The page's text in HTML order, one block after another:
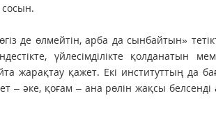
сосын.
де өлмейтін, арба да сынбайтын»
үйлесімділікте қолданатын
жарақтау қажет. Екі институттың да
– әке, қоғам – ана рөлін жақсы белсенді